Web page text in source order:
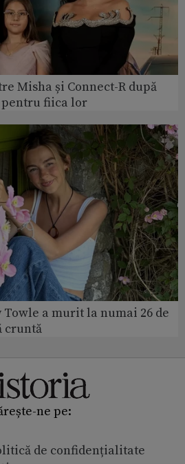
Misha și Connect-R după
fiica lor
a murit la numai 26 de
cruntă
ne pe:
de confidențialitate